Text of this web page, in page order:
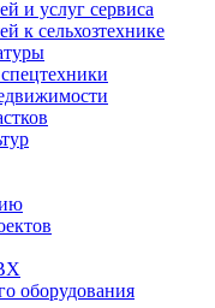
и услуг сервиса
к сельхозтехнике
оборудования